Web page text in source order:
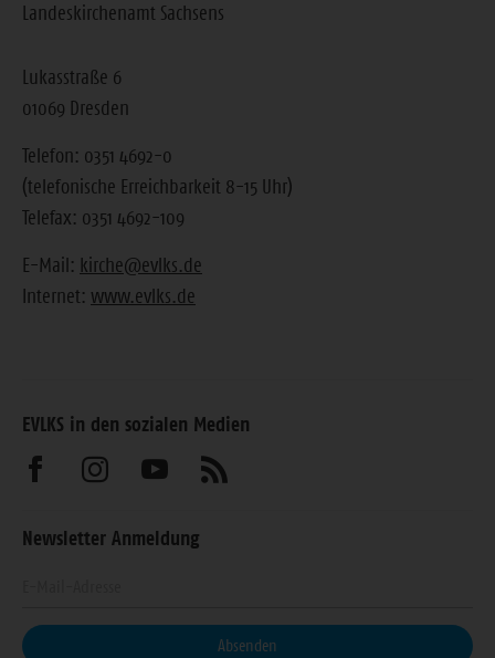
Landeskirchenamt Sachsens
Lukasstraße 6
01069 Dresden
Telefon: 0351 4692-0
(telefonische Erreichbarkeit 8-15 Uhr)
Telefax: 0351 4692-109
E-Mail: kirche@evlks.de
Internet: www.evlks.de
EVLKS in den sozialen Medien
Besuchen
uns
Besuchen
uns
Besuchen
uns
Youtube
Abonnieren
Newsletter Anmeldung
Absenden
Ihre